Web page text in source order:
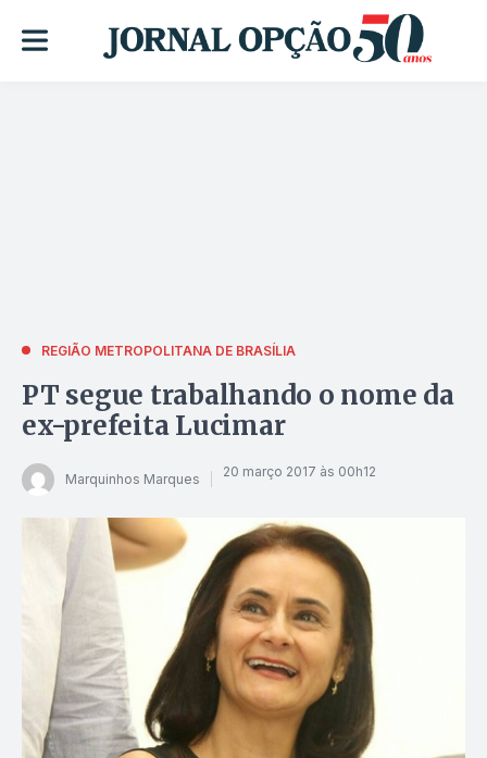
REGIÃO METROPOLITANA DE BRASÍLIA
PT segue trabalhando o nome da
ex-prefeita Lucimar
Marquinhos Marques 20 março 2017 às 00h12